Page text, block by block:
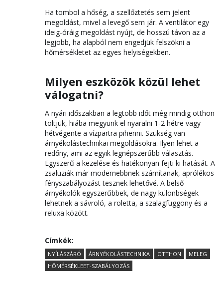
Ha tombol a hőség, a szellőztetés sem jelent
megoldást, mivel a levegő sem jár. A ventilátor egy
ideig-óráig megoldást nyújt, de hosszú távon az a
legjobb, ha alapból nem engedjük felszökni a
hőmérsékletet az egyes helyiségekben.
Milyen eszközök közül lehet
válogatni?
A nyári időszakban a legtöbb időt még mindig otthon
töltjük, hiába megyünk el nyaralni 1-2 hétre vagy
hétvégente a vízpartra pihenni. Szükség van
árnyékolástechnikai megoldásokra. Ilyen lehet a
redőny, ami az egyik legnépszerűbb választás.
Egyszerű a kezelése és hatékonyan fejti ki hatását. A
zsaluziák már modernebbnek számítanak, aprólékos
fényszabályozást tesznek lehetővé. A belső
árnyékolók egyszerűbbek, de nagy különbségek
lehetnek a sávroló, a roletta, a szalagfüggöny és a
reluxa között.
Címkék:
NYÍLÁSZÁRÓ ÁRNYÉKOLÁSTECHNIKA OTTHON
MELEG
HŐMÉRSÉKLEET-SZABÁLYOZÁS